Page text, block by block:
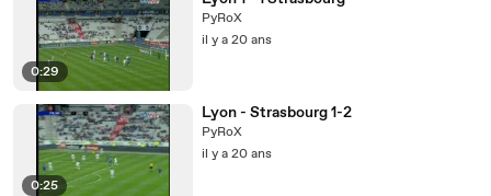
0:29
PyRoX
il y a 20 ans
0:25
Lyon - Strasbourg 1-2
PyRoX
il y a 20 ans